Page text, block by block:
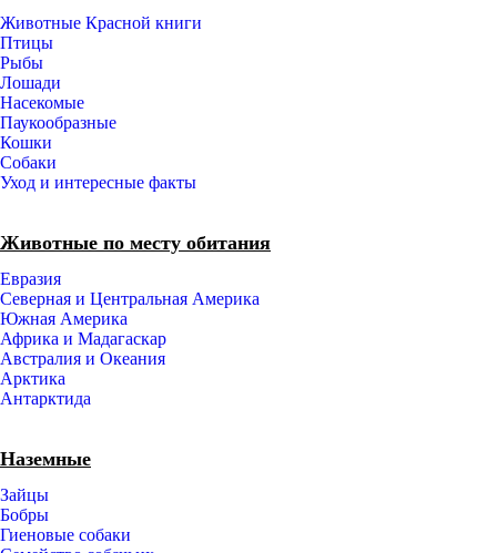
Животные Красной книги
Птицы
Рыбы
Лошади
Насекомые
Паукообразные
Кошки
Собаки
Уход и интересные факты
Животные по месту обитания
Евразия
Северная и Центральная Америка
Южная Америка
Африка и Мадагаскар
Австралия и Океания
Арктика
Антарктида
Наземные
Зайцы
Бобры
Гиеновые собаки